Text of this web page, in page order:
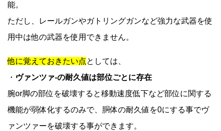
能。
ただし、レールガンやガトリングガンなど強力な武器を使
用中は他の武器を使用できません。
他に覚えておきたい点としては、
・ ヴァンツァ-の耐久値は部位ごとに存在
腕or脚の部位を破壊すると移動速度低下など部位に関する
機能が弱体化するのみで、胴体の耐久値を0にする事でヴ
ァンツァーを破壊する事ができます。